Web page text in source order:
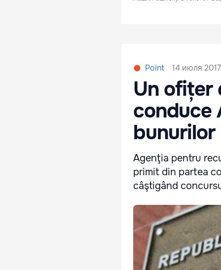
Point 14 июля
Un ofițer
conduce
Agenţia pentru
primit din partea
câştigând